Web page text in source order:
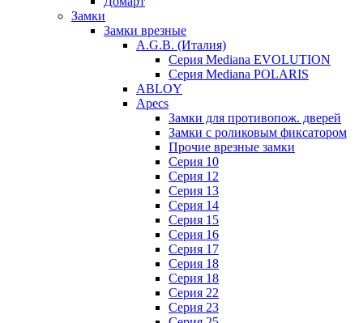
Замки
Замки врезные
A.G.B. (Италия)
Серия Mediana EVOLUTION
Серия Mediana POLARIS
ABLOY
Apecs
Замки для противопож. дверей
Замки с роликовым фиксатором
Прочие врезные замки
Серия 10
Серия 12
Серия 13
Серия 14
Серия 15
Серия 16
Серия 17
Серия 18
Серия 18
Серия 22
Серия 23